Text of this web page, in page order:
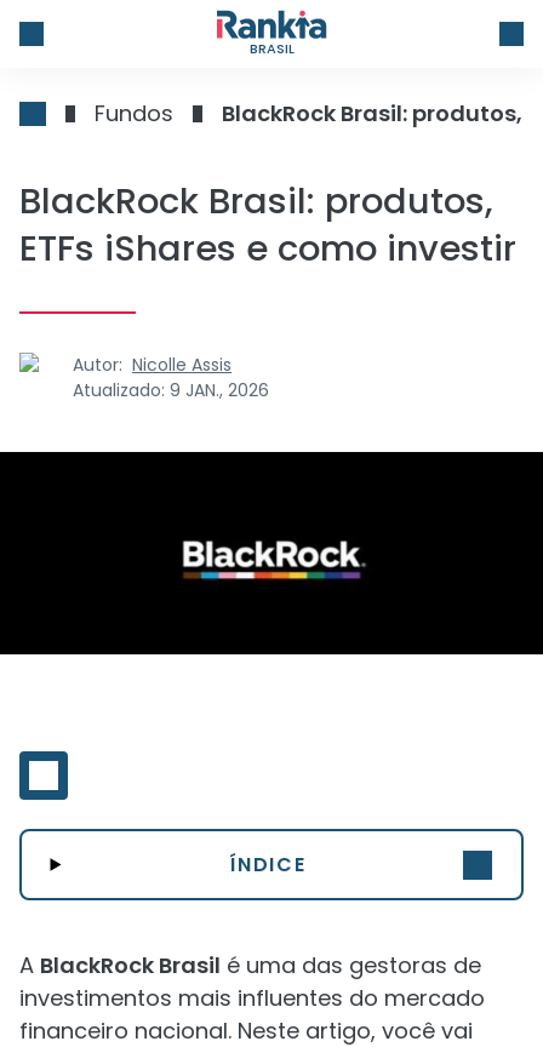
BRASIL
Fundos BlackRock Brasil: produtos,
BlackRock Brasil: produtos,
ETFs iShares e como investir
Autor: Nicolle Assis
Atualizado: 9 JAN., 2026
ÍNDICE
A BlackRock Brasil é uma das gestoras de
investimentos mais influentes do mercado
financeiro nacional. Neste artigo, você vai